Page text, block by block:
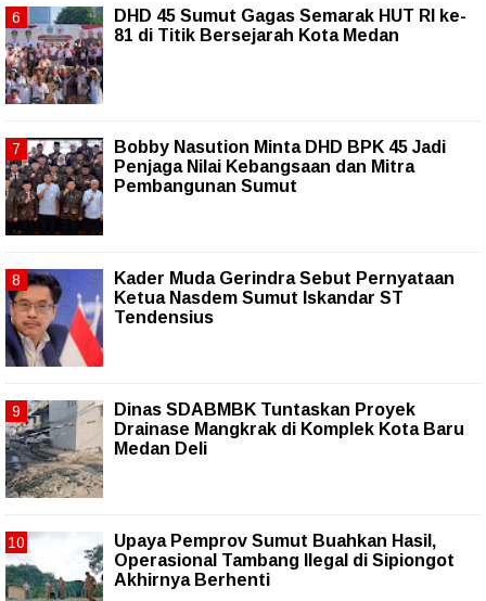
DHD 45 Sumut Gagas Semarak HUT RI ke-
81 di Titik Bersejarah Kota Medan
Bobby Nasution Minta DHD BPK 45 Jadi
Penjaga Nilai Kebangsaan dan Mitra
Pembangunan Sumut
Kader Muda Gerindra Sebut Pernyataan
Ketua Nasdem Sumut Iskandar ST
Tendensius
Dinas SDABMBK Tuntaskan Proyek
Drainase Mangkrak di Komplek Kota Baru
Medan Deli
Upaya Pemprov Sumut Buahkan Hasil,
Operasional Tambang Ilegal di Sipiongot
Akhirnya Berhenti